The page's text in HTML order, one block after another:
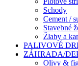
Schody
Cement /
Stavebné
Žlaby a
PALIVOVÉ
ZÁHRADA/
Olivy &